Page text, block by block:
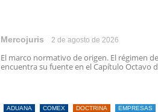
Mercojuris 2 de agosto de 2026
El marco normativo de origen. El régimen
encuentra su fuente en el Capítulo Octavo
ADUANA COMEX DOCTRINA EMPRESAS